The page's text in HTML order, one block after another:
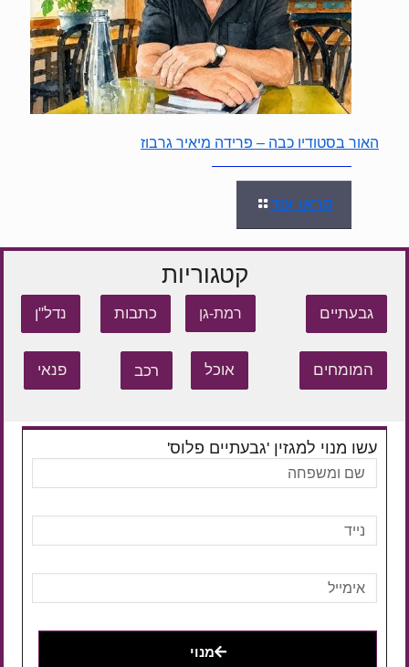
האור בסטודיו כבה – פרידה מיאיר גרבוז
קראו עוד
קטגוריות
גבעתיים רמת-גן כתבות נדל"ן
המומחים אוכל רכב פנאי
עשו מנוי למגזין 'גבעתיים פלוס'
מנוי